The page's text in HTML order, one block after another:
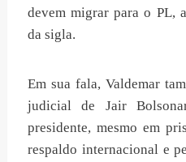
devem migrar para o PL,
da sigla.
Em sua fala, Valdemar
judicial de Jair
presidente, mesmo em
respaldo internacional e